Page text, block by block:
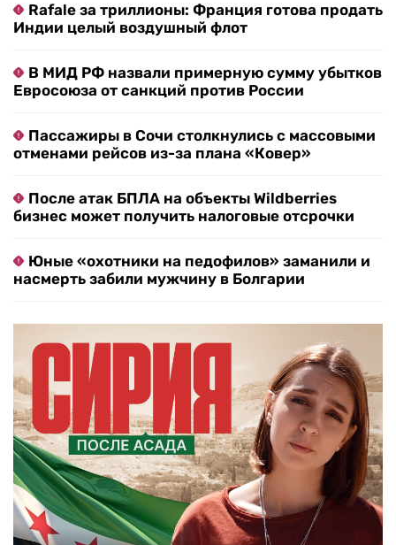
Rafale за триллионы: Франция готова продать
Индии целый воздушный флот
В МИД РФ назвали примерную сумму убытков
Евросоюза от санкций против России
Пассажиры в Сочи столкнулись с массовыми
отменами рейсов из-за плана «Ковер»
После атак БПЛА на объекты Wildberries
бизнес может получить налоговые отсрочки
Юные «охотники на педофилов» заманили и
насмерть забили мужчину в Болгарии